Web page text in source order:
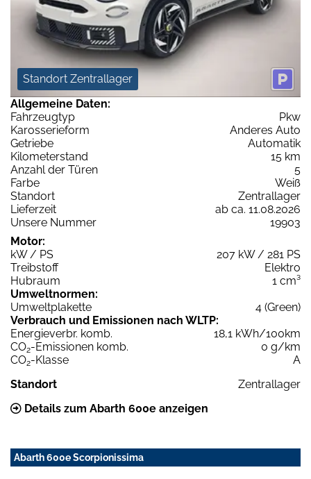
Standort Zentrallager
Allgemeine Daten:
Fahrzeugtyp
Pkw
Karosserieform
Anderes Auto
Getriebe
Automatik
Kilometerstand
15 km
Anzahl der Türen
5
Farbe
Weiß
Standort
Zentrallager
Lieferzeit
ab ca. 11.08.2026
Unsere Nummer
19903
Motor:
kW / PS
207 kW / 281 PS
Treibstoff
Elektro
Hubraum
1 cm³
Umweltnormen:
Umweltplakette
4 (Green)
Verbrauch und Emissionen nach WLTP:
Energieverbr. komb.
18,1 kWh/100km
CO2-Emissionen komb.
0 g/km
CO2-Klasse
A
Standort
Zentrallager
Details zum Abarth 600e anzeigen
Abarth 600e Scorpionissima